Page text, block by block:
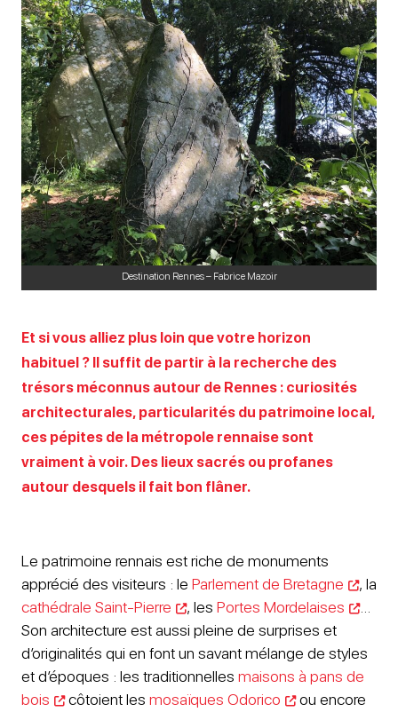
Destination Rennes – Fabrice Mazoir
Et si vous alliez plus loin que votre horizon
habituel ? Il suffit de partir à la recherche des
trésors méconnus autour de Rennes : curiosités
architecturales, particularités du patrimoine local,
ces pépites de la métropole rennaise sont
vraiment à voir. Des lieux sacrés ou profanes
autour desquels il fait bon flâner.
Le patrimoine rennais est riche de monuments
apprécié des visiteurs : le Parlement de Bretagne
, la
cathédrale Saint-Pierre
, les Portes Mordelaises
…
Son architecture est aussi pleine de surprises et
d’originalités qui en font un savant mélange de styles
et d’époques : les traditionnelles maisons à pans de
bois
côtoient les mosaïques Odorico
ou encore